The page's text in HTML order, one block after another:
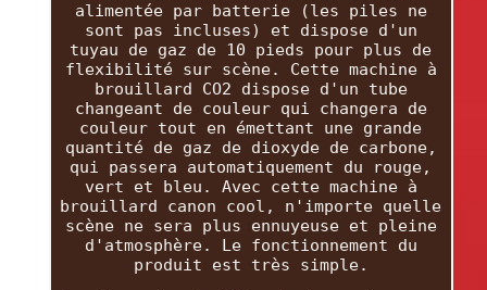
alimentée par batterie (les piles ne
sont pas incluses) et dispose d'un
tuyau de gaz de 10 pieds pour plus de
flexibilité sur scène. Cette machine à
brouillard CO2 dispose d'un tube
changeant de couleur qui changera de
couleur tout en émettant une grande
quantité de gaz de dioxyde de carbone,
qui passera automatiquement du rouge,
vert et bleu. Avec cette machine à
brouillard canon cool, n'importe quelle
scène ne sera plus ennuyeuse et pleine
d'atmosphère. Le fonctionnement du
produit est très simple.